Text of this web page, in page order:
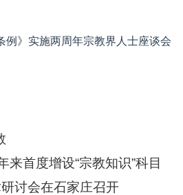
例》实施两周年宗教界人士座谈会
来首度增设“宗教知识”科目
讨会在石家庄召开